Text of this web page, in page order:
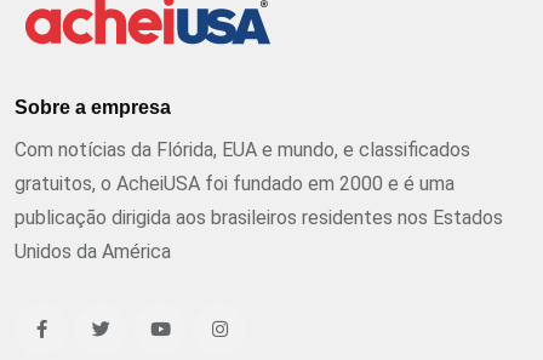
Sobre a empresa
Com notícias da Flórida, EUA e mundo, e classificados
gratuitos, o AcheiUSA foi fundado em 2000 e é uma
publicação dirigida aos brasileiros residentes nos Estados
Unidos da América